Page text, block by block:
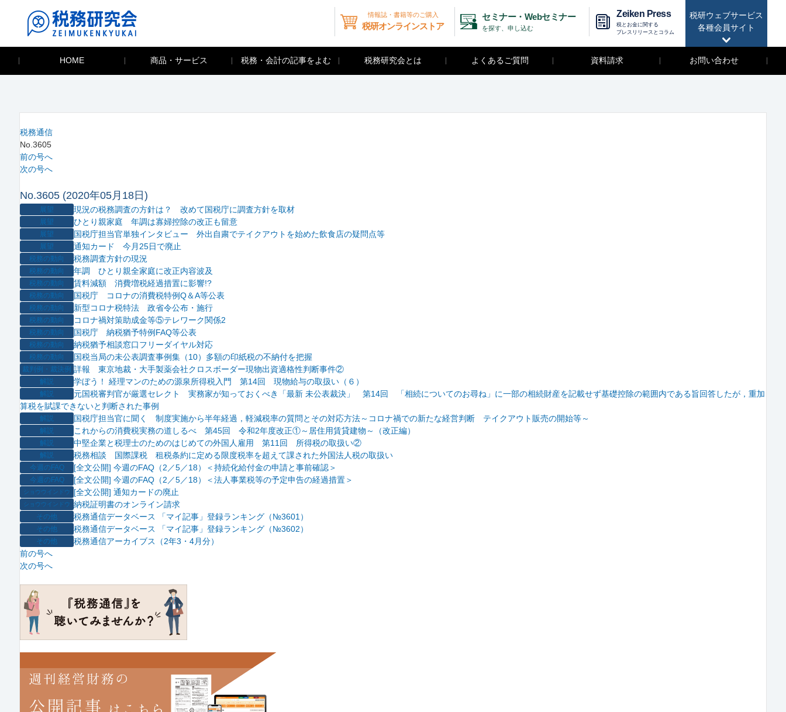
税研ウェブサービス
各種会員サイト
情報誌・書籍等のご購入
税研オンラインストア
セミナー・Webセミナー
を探す、申し込む
Zeiken Press
税とお金に関する
プレスリリースとコラム
HOME 商品・サービス 税務・会計の記事をよむ 税務研究会とは よくあるご質問 資料請求 お問い合わせ
税務通信
No.3605
前の号へ
次の号へ
No.3605 (2020年05月18日)
展望 現況の税務調査の方針は？ 改めて国税庁に調査方針を取材
展望 ひとり親家庭 年調は寡婦控除の改正も留意
展望 国税庁担当官単独インタビュー 外出自粛でテイクアウトを始めた飲食店の疑問点等
展望 通知カード 今月25日で廃止
税務の動向 税務調査方針の現況
税務の動向 年調 ひとり親全家庭に改正内容波及
税務の動向 賃料減額 消費増税経過措置に影響!?
税務の動向 国税庁 コロナの消費税特例Q＆A等公表
税務の動向 新型コロナ税特法 政省令公布・施行
税務の動向 コロナ禍対策助成金等⑤テレワーク関係2
税務の動向 国税庁 納税猶予特例FAQ等公表
税務の動向 納税猶予相談窓口フリーダイヤル対応
税務の動向 国税当局の未公表調査事例集（10）多額の印紙税の不納付を把握
裁判例・裁決例 詳報 東京地裁・大手製薬会社クロスボーダー現物出資適格性判断事件②
解説 学ぼう！ 経理マンのための源泉所得税入門 第14回 現物給与の取扱い（６）
解説
元国税審判官が厳選セレクト 実務家が知っておくべき「最新 未公表裁決」 第14回 「相続についてのお尋ね」に一部の相続財産を記載せず基礎控除の範囲内である旨回答したが，重加
算税を賦課できないと判断された事例
解説 国税庁担当官に聞く 制度実施から半年経過，軽減税率の質問とその対応方法～コロナ禍での新たな経営判断 テイクアウト販売の開始等～
解説 これからの消費税実務の道しるべ 第45回 令和2年度改正①～居住用賃貸建物～（改正編）
解説 中堅企業と税理士のためのはじめての外国人雇用 第11回 所得税の取扱い②
解説 税務相談 国際課税 租税条約に定める限度税率を超えて課された外国法人税の取扱い
今週のFAQ [全文公開] 今週のFAQ（2／5／18）＜持続化給付金の申請と事前確認＞
今週のFAQ [全文公開] 今週のFAQ（2／5／18）＜法人事業税等の予定申告の経過措置＞
ショウウインドウ [全文公開] 通知カードの廃止
ショウウインドウ 納税証明書のオンライン請求
その他 税務通信データベース 「マイ記事」登録ランキング（№3601）
その他 税務通信データベース 「マイ記事」登録ランキング（№3602）
その他
税務通信アーカイブス（2年3・4月分）
前の号へ
次の号へ